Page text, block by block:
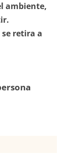
ambiente,
retira a